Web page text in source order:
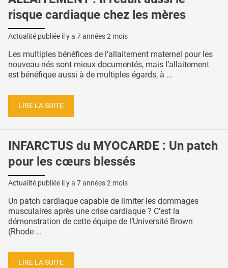
risque cardiaque chez les mères
Actualité publiée il y a 7 années 2 mois
Les multiples bénéfices de l’allaitement maternel pour les
nouveau-nés sont mieux documentés, mais l’allaitement
est bénéfique aussi à de multiples égards, à ...
LIRE LA SUITE
INFARCTUS du MYOCARDE : Un patch
pour les cœurs blessés
Actualité publiée il y a 7 années 2 mois
Un patch cardiaque capable de limiter les dommages
musculaires après une crise cardiaque ? C’est la
démonstration de cette équipe de l’Université Brown
(Rhode ...
LIRE LA SUITE